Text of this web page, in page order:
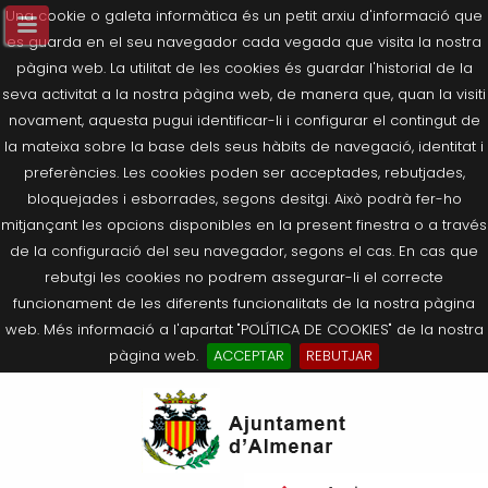
Una cookie o galeta informàtica és un petit arxiu d'informació que
es guarda en el seu navegador cada vegada que visita la nostra
pàgina web. La utilitat de les cookies és guardar l'historial de la
seva activitat a la nostra pàgina web, de manera que, quan la visiti
novament, aquesta pugui identificar-li i configurar el contingut de
la mateixa sobre la base dels seus hàbits de navegació, identitat i
preferències. Les cookies poden ser acceptades, rebutjades,
bloquejades i esborrades, segons desitgi. Això podrà fer-ho
mitjançant les opcions disponibles en la present finestra o a través
de la configuració del seu navegador, segons el cas. En cas que
rebutgi les cookies no podrem assegurar-li el correcte
funcionament de les diferents funcionalitats de la nostra pàgina
web. Més informació a l'apartat "POLÍTICA DE COOKIES" de la nostra
pàgina web.
ACCEPTAR
REBUTJAR
Salutació de l’Alcaldessa
Composició Consistori
Agricultura, Ramaderia i Medi
Què és la Seu Electrònica?
Últimes publicacions